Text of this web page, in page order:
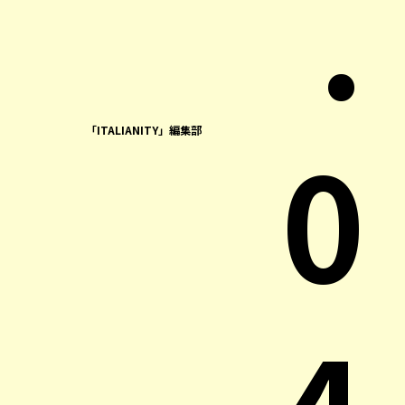
「ITALIANITY」編集部
0